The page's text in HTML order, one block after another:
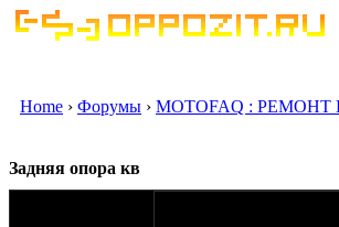
Home › Форумы › MOTOFAQ :
Задняя опора кв